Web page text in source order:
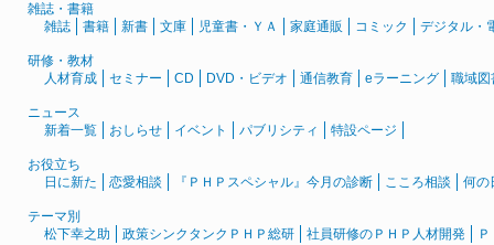
雑誌・書籍
雑誌
書籍 新書 文庫 児童書・ＹＡ 家庭通販 コミック デジタル・
研修・教材
人材育成
セミナー CD DVD・ビデオ 通信教育 eラーニング 職域図
ニュース
新着一覧
おしらせ イベント パブリシティ 特設ページ
お役立ち
日に新た
恋愛相談 『ＰＨＰスペシャル』今月の診断 こころ相談 何の
テーマ別
松下幸之助
政策シンクタンクＰＨＰ総研 社員研修のＰＨＰ人材開発